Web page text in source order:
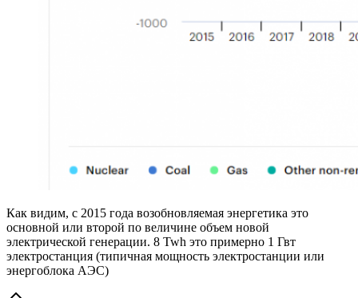
Как видим, с 2015 года возобновляемая энергетика это
основной или второй по величине объем новой
электрической генерации. 8 Twh это примерно 1 Гвт
электростанция (типичная мощность электростанции или
энергоблока АЭС)